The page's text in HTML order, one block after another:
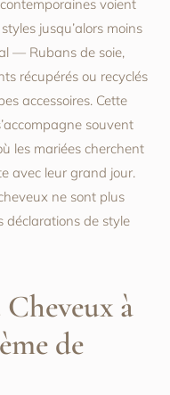
voient
jusqu’alors moins
— Rubans de soie,
récupérés ou recyclés
accessoires. Cette
souvent
les mariées cherchent
avec leur grand jour.
ne sont plus
déclarations de style
à
de